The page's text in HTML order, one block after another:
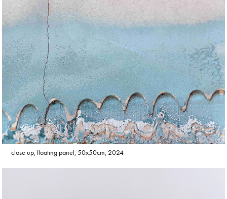
close up, floating panel, 50x50cm, 2024